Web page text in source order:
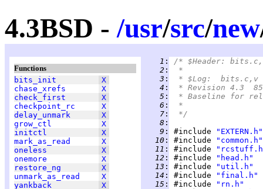
4.3BSD -/usr/src/new
Functions
bits_init
X
chase_xrefs
X
check_first
X
checkpoint_rc
X
delay_unmark
X
grow_ctl
X
initctl
X
mark_as_read
X
oneless
X
onemore
X
restore_ng
X
unmark_as_read
X
yankback
X
   1
:
/* $Header:
   2
:
*
   3
:
* $Log:
   4
:
* Revision 4.3
   5
:
* Baseline for
   6
:
*
   7
:
*/
   8
:
   9
: #include
"EXTERN.h"
  10
: #include
"common.h"
  11
: #include
  12
: #include
"head.h"
  13
: #include
"util.h"
  14
: #include
"final.h"
  15
: #include
"rn.h"